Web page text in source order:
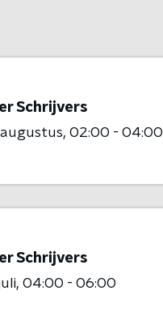
Schrijvers
02:00 - 04:00
Schrijvers
04:00 - 06:00